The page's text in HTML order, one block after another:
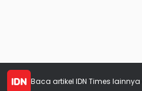
Baca artikel IDN Times lainnya